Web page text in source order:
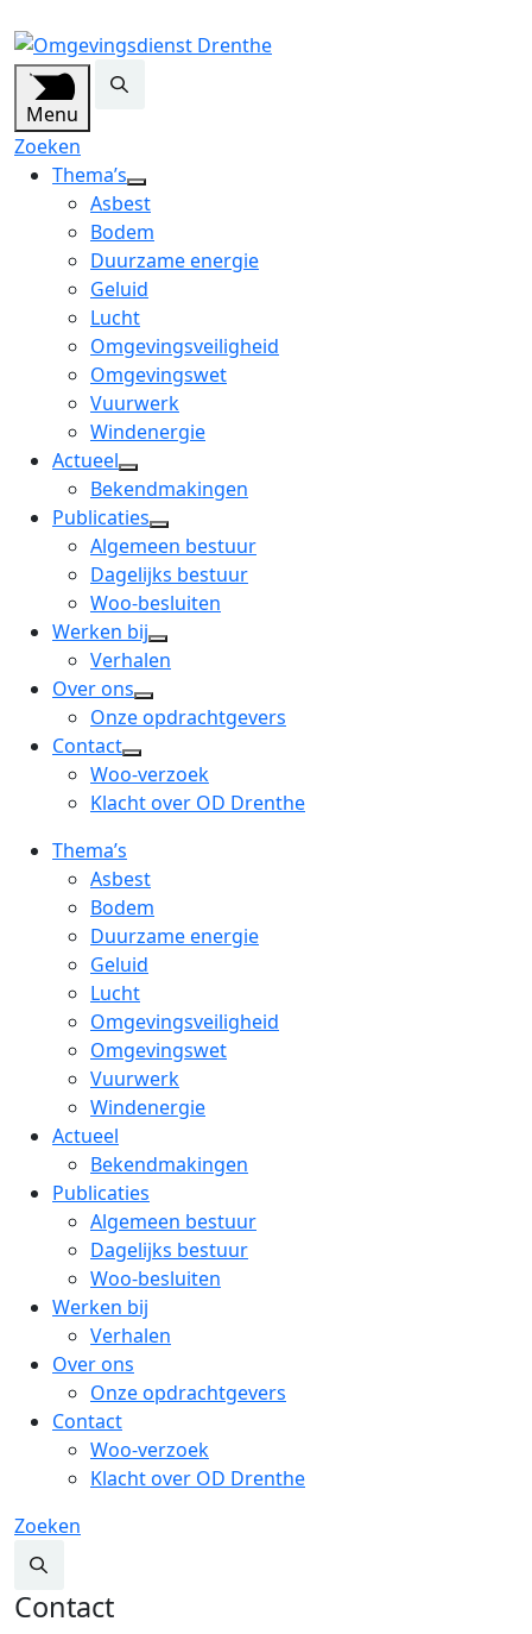
Menu
Zoeken
Thema’s
open
dropdown
menu
Asbest
Bodem
Duurzame energie
Geluid
Lucht
Omgevingsveiligheid
Omgevingswet
Vuurwerk
Windenergie
Actueel
open
dropdown
menu
Bekendmakingen
Publicaties
open
dropdown
menu
Algemeen bestuur
Dagelijks bestuur
Woo-besluiten
Werken bij
open
menu
Verhalen
Over ons
open
dropdown
menu
Onze opdrachtgevers
Contact
open
dropdown
Woo-verzoek
Klacht over OD Drenthe
Thema’s
Asbest
Bodem
Duurzame energie
Geluid
Lucht
Omgevingsveiligheid
Omgevingswet
Vuurwerk
Windenergie
Actueel
Bekendmakingen
Publicaties
Algemeen bestuur
Dagelijks bestuur
Woo-besluiten
Werken bij
Verhalen
Over ons
Onze opdrachtgevers
Contact
Woo-verzoek
Klacht over OD Drenthe
Zoeken
Contact